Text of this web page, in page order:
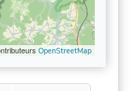
OpenStreetMap